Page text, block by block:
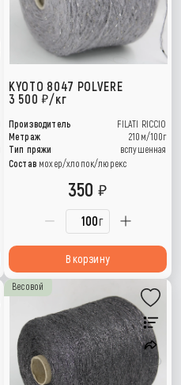
KYOTO 8047 POLVERE
3 500 /кг
Производитель
FILATI RICCIO
Метраж
210м/100г
Тип пряжи
вспушенная
Состав мохер/хлопок/люрекс
г
350
В корзину
Весовой